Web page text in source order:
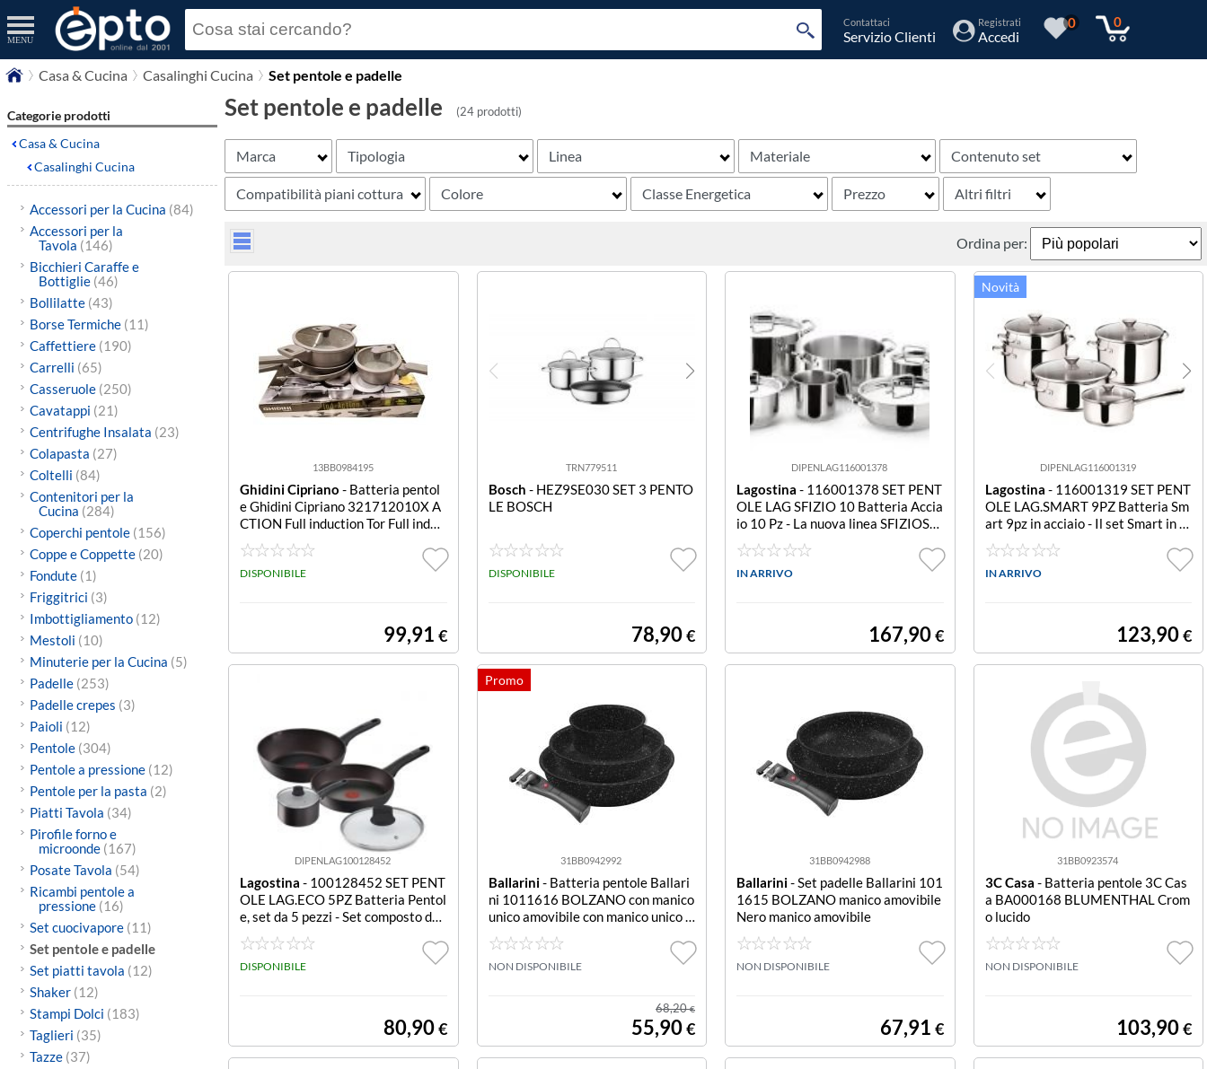
MENU
Contattaci
Servizio Clienti
Registrati
Accedi
0 0
Casa & Cucina Casalinghi Cucina Set pentole e padelle
Categorie prodotti
Casa & Cucina
Casalinghi Cucina
Accessori per la Cucina (84)
Accessori per la
Tavola (146)
Bicchieri Caraffe e
Bottiglie (46)
Bollilatte (43)
Borse Termiche (11)
Caffettiere (190)
Carrelli (65)
Casseruole (250)
Cavatappi (21)
Centrifughe Insalata (23)
Colapasta (27)
Coltelli (84)
Contenitori per la
Cucina (284)
Coperchi pentole (156)
Coppe e Coppette (20)
Fondute (1)
Friggitrici (3)
Imbottigliamento (12)
Mestoli (10)
Minuterie per la Cucina (5)
Padelle (253)
Padelle crepes (3)
Paioli (12)
Pentole (304)
Pentole a pressione (12)
Pentole per la pasta (2)
Piatti Tavola (34)
Pirofile forno e
microonde (167)
Posate Tavola (54)
Ricambi pentole a
pressione (16)
Set cuocivapore (11)
Set pentole e padelle
Set piatti tavola (12)
Shaker (12)
Stampi Dolci (183)
Taglieri (35)
Tazze (37)
Set pentole e padelle (24 prodotti)
Marca Tipologia Linea Materiale Contenuto set
Compatibilità piani cottura Colore Classe Energetica Prezzo Altri filtri
Ordina per:
13BB0984195
Ghidini Cipriano - Batteria pentol
e Ghidini Cipriano 321712010X A
CTION Full induction Tor Full induc
tion
DISPONIBILE
99,91 €
TRN779511
Bosch - HEZ9SE030 SET 3 PENTO
LE BOSCH
DISPONIBILE
78,90€
DIPENLAG116001378
Lagostina - 116001378 SET PENT
OLE LAG SFIZIO 10 Batteria Accia
io 10 Pz - La nuova linea SFIZIOSA
è un connubio tr a eleganza e funzi
onalità. La lucidatura a specchio al
l'esterno e la satinatura interna co
IN ARRIVO
167,90€
DIPENLAG116001319
Lagostina - 116001319 SET PENT
OLE LAG.SMART 9PZ Batteria Sm
art 9pz in acciaio - Il set Smart in a
cciaio inox 18/1 0 permette una co
ttura eccellente grazie al triplo fon
do incapsul ato Lagoseal® Plus, ad
IN ARRIVO
123,90€
DIPENLAG100128452
Lagostina - 100128452 SET PENT
OLE LAG.ECO 5PZ Batteria Pentol
e, set da 5 pezzi - Set composto da
Padella 24cm c on coperchio, Cass
eruola manico lungo 18cm con cop
erchio e Wok 28 cm.
DISPONIBILE
80,90€
31BB0942992
Ballarini- Batteria pentole Ballari
ni 1011616 BOLZANO con manico
unico amovibile con manico unico a
movibile
NON DISPONIBILE
68,20€
55,90€
31BB0942988
Ballarini- Set padelle Ballarini 101
1615 BOLZANO manico amovibile
Nero manico amovibile
NON DISPONIBILE
67,91 €
31BB0923574
3C Casa - Batteria pentole 3C Cas
a BA000168 BLUMENTHAL Crom
o lucido
NON DISPONIBILE
103,90€